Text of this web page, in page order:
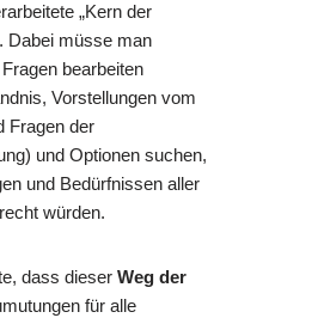
„Kern der
Dabei müsse man
bearbeiten
Vorstellungen vom
Fragen der
und Optionen suchen,
und Bedürfnissen aller
würden.
dass dieser Weg der
für alle